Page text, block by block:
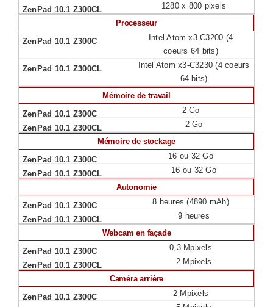
1280 x 800 pixels
Processeur
Intel Atom x3-C3200 (4
coeurs 64 bits)
Intel Atom x3-C3230 (4 coeurs
64 bits)
Mémoire de travail
2 Go
2 Go
Mémoire de stockage
16 ou 32 Go
16 ou 32 Go
Autonomie
8 heures (4890 mAh)
9 heures
Webcam en façade
0,3 Mpixels
2 Mpixels
Caméra arrière
2 Mpixels